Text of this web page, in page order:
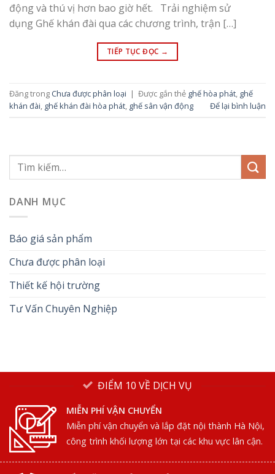
động và thú vị hơn bao giờ hết. ​ Trải nghiệm sử
dụng Ghế khán đài qua các chương trình, trận […]
TIẾP TỤC ĐỌC →
Đăng trong Chưa được phân loại | Được gắn thẻ ghế hòa phát, ghế
khán đài, ghế khán đài hòa phát, ghế sân vận động Để lại bình luận
DANH MỤC
Báo giá sản phẩm
Chưa được phân loại
Thiết kế hội trường
Tư Vấn Chuyên Nghiệp
ĐIỂM 10 VỀ DỊCH VỤ
MIỄN PHÍ VẬN CHUYỂN
Miễn phí vận chuyển và lắp đặt nội thành Hà Nội,
công trình khối lượng lớn tại các khu vực lân cận.